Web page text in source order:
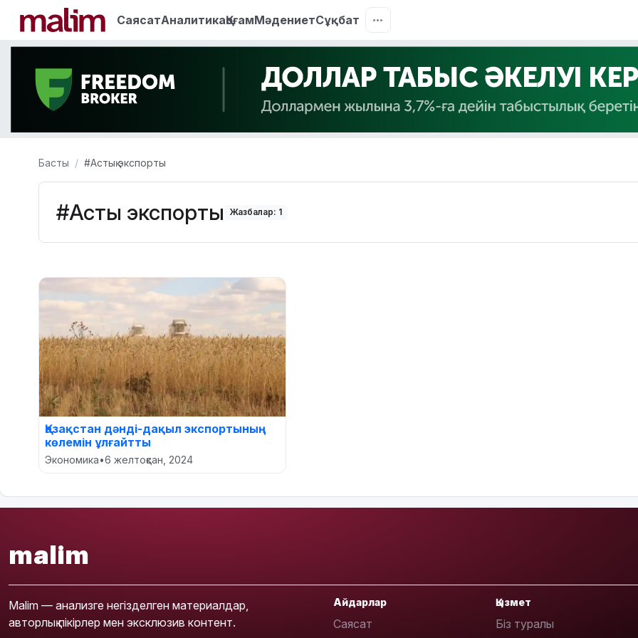
СаясатАналитикаҚоғамМәдениетСұқбат
Басты #Астық экспорты
#Астық экспорты Жазбалар: 1
Қазақстан дәнді-дақыл экспортының
көлемін ұлғайтты
Экономика•6 желтоқсан, 2024
malim
Malim — анализге негізделген материалдар,
авторлық пікірлер мен эксклюзив контент.
Айдарлар
Саясат
Қызмет
Біз туралы